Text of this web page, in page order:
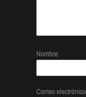
Nombre
Correo electrónico